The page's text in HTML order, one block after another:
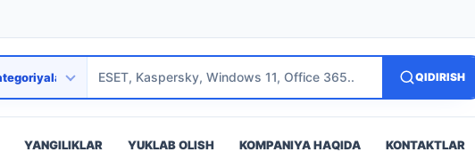
QIDIRISH
YANGILIKLAR YUKLAB OLISH KOMPANIYA HAQIDA KONTAKTLAR